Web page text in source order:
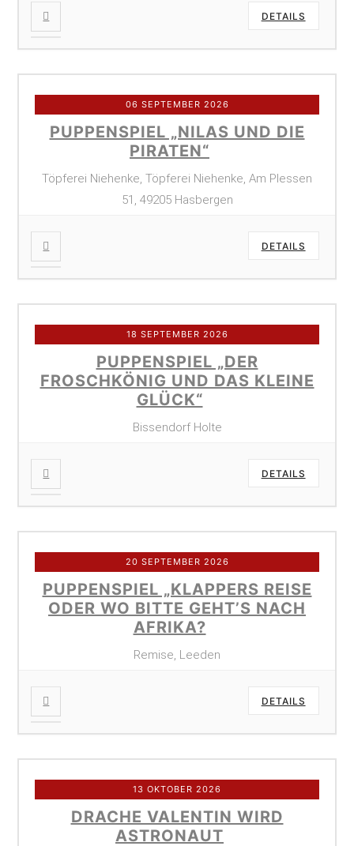
DETAILS
06 SEPTEMBER 2026
PUPPENSPIEL „NILAS UND DIE
PIRATEN“
Töpferei Niehenke, Töpferei Niehenke, Am Plessen
51, 49205 Hasbergen
DETAILS
18 SEPTEMBER 2026
PUPPENSPIEL „DER
FROSCHKÖNIG UND DAS KLEINE
GLÜCK“
Bissendorf Holte
DETAILS
20 SEPTEMBER 2026
PUPPENSPIEL „KLAPPERS REISE
ODER WO BITTE GEHT’S NACH
AFRIKA?
Remise, Leeden
DETAILS
13 OKTOBER 2026
DRACHE VALENTIN WIRD
ASTRONAUT